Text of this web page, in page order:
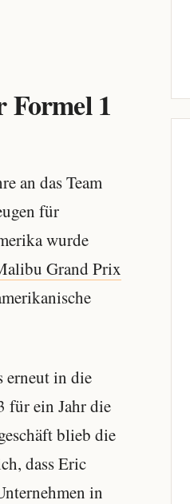
Formel 1
an das Team
für
wurde
Grand Prix
erneut in die
für ein Jahr die
blieb die
dass Eric
in